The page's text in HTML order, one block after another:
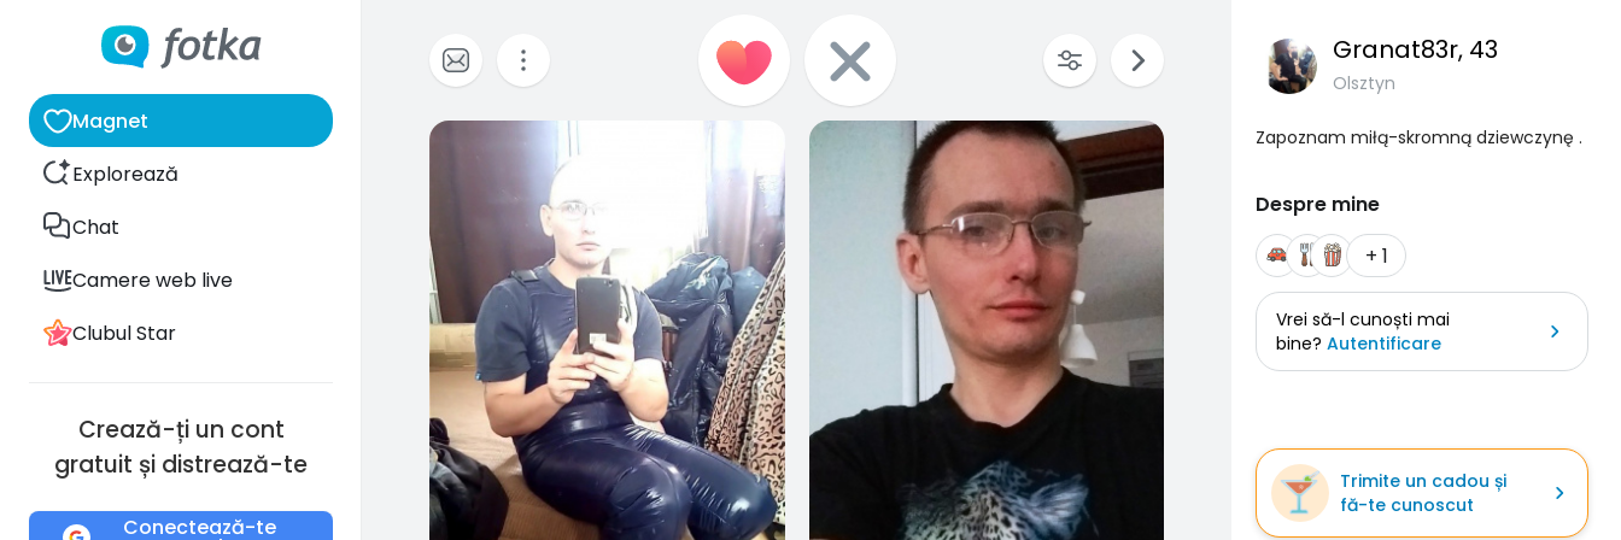
Magnet
Explorează
Chat
Camere web live
Clubul Star
Crează-ți un cont
gratuit și distrează-te
Conectează-te
1
Granat83r, 43
Olsztyn
Zapoznam miłą-skromną dziewczynę .
Despre mine
+ 1
Vrei să-l cunoști mai
bine? Autentificare
Trimite un cadou și
fă-te cunoscut